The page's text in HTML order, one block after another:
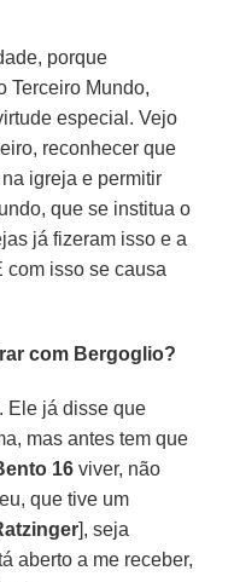
porque
Terceiro Mundo,
especial. Vejo
reconhecer que
igreja e permitir
que se institua o
já fizeram isso e a
com isso se causa
com Bergoglio?
Ele já disse que
mas antes tem que
16 viver, não
que tive um
], seja
aberto a me receber,